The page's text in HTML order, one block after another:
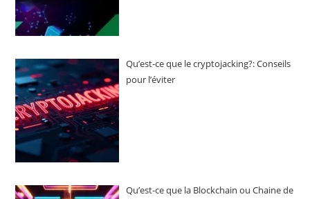
Qu’est-ce que le cryptojacking?: Conseils
pour l’éviter
Qu’est-ce que la Blockchain ou Chaine de